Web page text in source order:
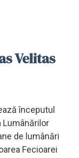
Velitas
începutul
Lumânărilor
de lumânări
Fecioarei